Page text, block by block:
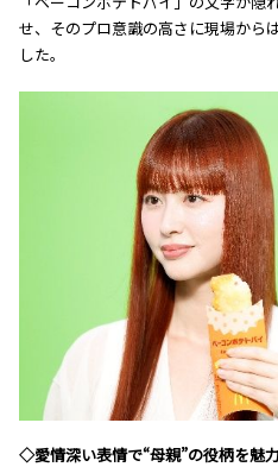
せ、そのプロ意識の高さに現場から
した。
◇愛情深い表情で“母親”の役柄を魅